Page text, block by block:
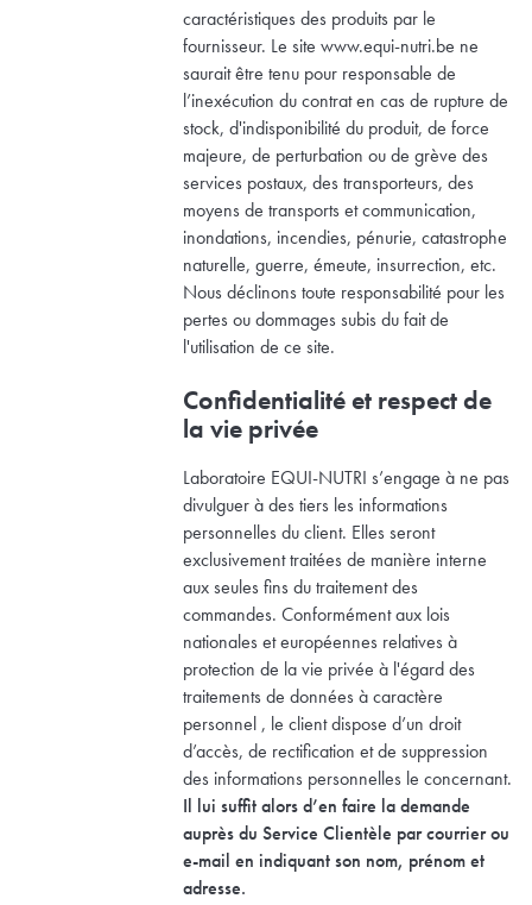
caractéristiques des produits par le
fournisseur. Le site www.equi-nutri.be ne
saurait être tenu pour responsable de
l’inexécution du contrat en cas de rupture de
stock, d'indisponibilité du produit, de force
majeure, de perturbation ou de grève des
services postaux, des transporteurs, des
moyens de transports et communication,
inondations, incendies, pénurie, catastrophe
naturelle, guerre, émeute, insurrection, etc.
Nous déclinons toute responsabilité pour les
pertes ou dommages subis du fait de
l'utilisation de ce site.
Confidentialité et respect de
la vie privée
Laboratoire EQUI-NUTRI s’engage à ne pas
divulguer à des tiers les informations
personnelles du client. Elles seront
exclusivement traitées de manière interne
aux seules fins du traitement des
commandes. Conformément aux lois
nationales et européennes relatives à
protection de la vie privée à l'égard des
traitements de données à caractère
personnel , le client dispose d’un droit
d’accès, de rectification et de suppression
des informations personnelles le concernant.
Il lui suffit alors d’en faire la demande
auprès du Service Clientèle par courrier ou
e-mail en indiquant son nom, prénom et
adresse.